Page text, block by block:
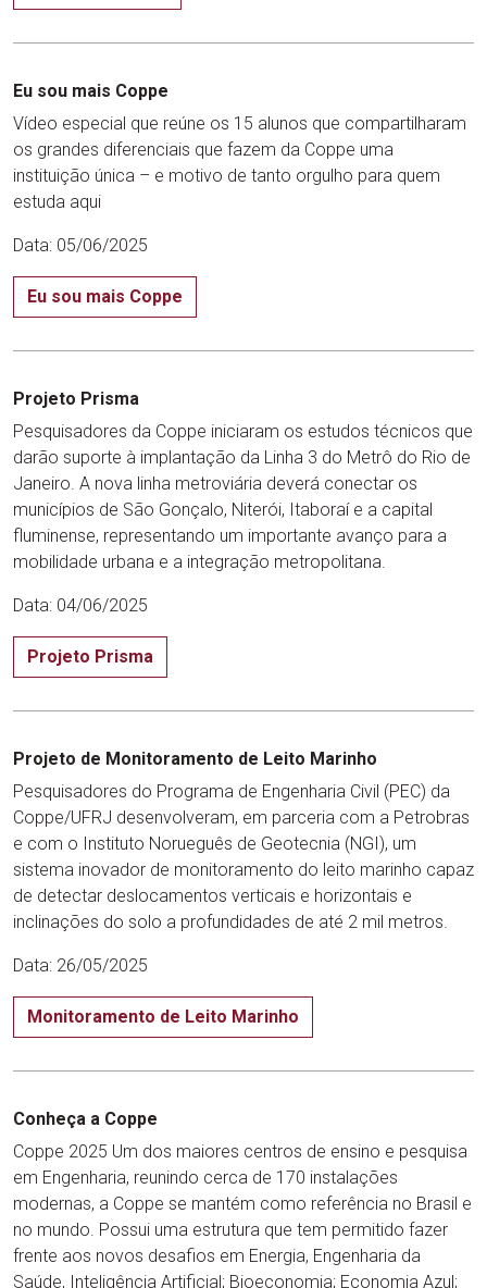
Eu sou mais Coppe
Vídeo especial que reúne os 15 alunos que compartilharam
os grandes diferenciais que fazem da Coppe uma
instituição única – e motivo de tanto orgulho para quem
estuda aqui
Data: 05/06/2025
Eu sou mais Coppe
Projeto Prisma
Pesquisadores da Coppe iniciaram os estudos técnicos que
darão suporte à implantação da Linha 3 do Metrô do Rio de
Janeiro. A nova linha metroviária deverá conectar os
municípios de São Gonçalo, Niterói, Itaboraí e a capital
fluminense, representando um importante avanço para a
mobilidade urbana e a integração metropolitana.
Data: 04/06/2025
Projeto Prisma
Projeto de Monitoramento de Leito Marinho
Pesquisadores do Programa de Engenharia Civil (PEC) da
Coppe/UFRJ desenvolveram, em parceria com a Petrobras
e com o Instituto Norueguês de Geotecnia (NGI), um
sistema inovador de monitoramento do leito marinho capaz
de detectar deslocamentos verticais e horizontais e
inclinações do solo a profundidades de até 2 mil metros.
Data: 26/05/2025
Monitoramento de Leito Marinho
Conheça a Coppe
Coppe 2025 Um dos maiores centros de ensino e pesquisa
em Engenharia, reunindo cerca de 170 instalações
modernas, a Coppe se mantém como referência no Brasil e
no mundo. Possui uma estrutura que tem permitido fazer
frente aos novos desafios em Energia, Engenharia da
Saúde, Inteligência Artificial; Bioeconomia; Economia Azul;